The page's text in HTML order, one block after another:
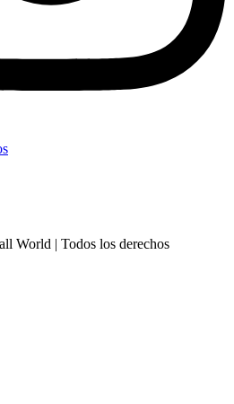
World | Todos los derechos